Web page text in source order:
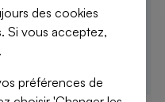
des cookies
Si vous acceptez,
préférences de